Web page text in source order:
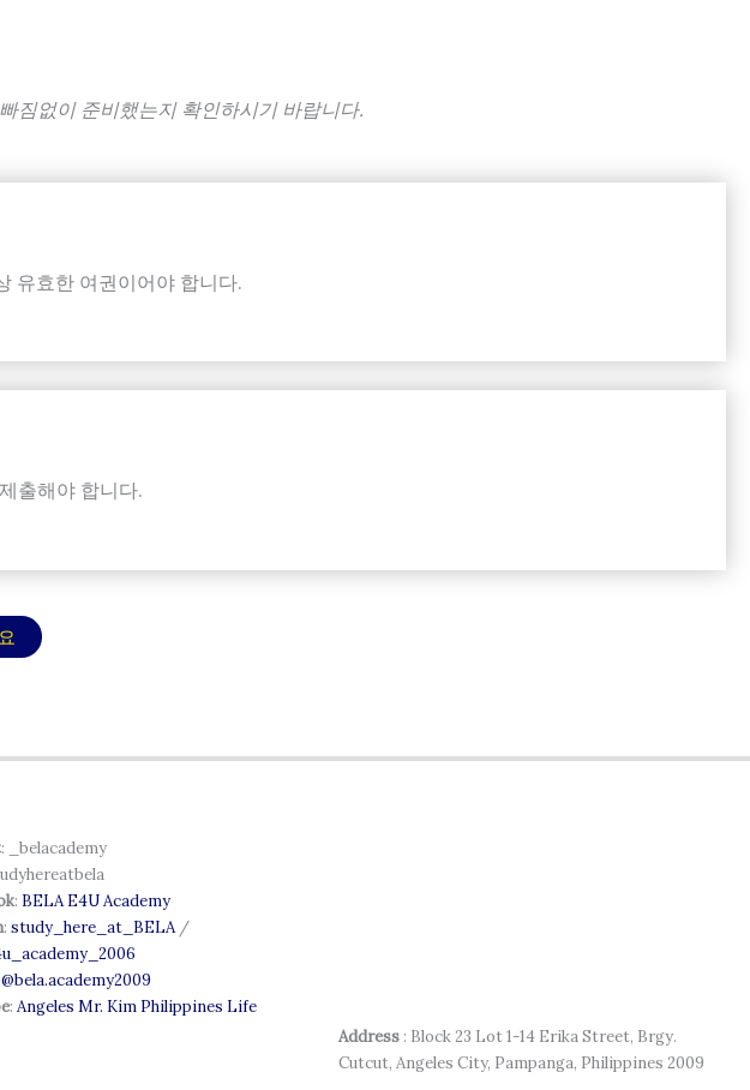
짐없이 준비했는지 확인하시기 바랍니다.
유효한 여권이어야 합니다.
출해야 합니다.
: _belacademy
: BELA E4U Academy
: study_here_at_BELA /
@bela.academy2009
: Angeles Mr. Kim Philippines Life
Address : Block 23 Lot 1-14 Erika Street, Brgy.
Cutcut, Angeles City, Pampanga, Philippines 2009